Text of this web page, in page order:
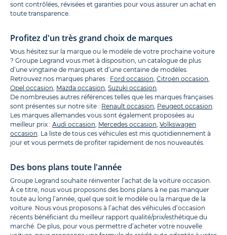
sont contrôlées, révisées et garanties pour vous assurer un achat en
toute transparence.
Profitez d'un très grand choix de marques
Vous hésitez sur la marque ou le modèle de votre prochaine voiture
? Groupe Legrand vous met à disposition, un catalogue de plus
d’une vingtaine de marques et d’une centaine de modèles.
Retrouvez nos marques phares : Ford occasion, Citroën occasion,
Opel occasion, Mazda occasion, Suzuki occasion.
De nombreuses autres références telles que les marques françaises
sont présentes sur notre site : Renault occasion, Peugeot occasion.
Les marques allemandes vous sont également proposées au
meilleur prix : Audi occasion, Mercedes occasion, Volkswagen
occasion. La liste de tous ces véhicules est mis quotidiennement à
jour et vous permets de profiter rapidement de nos nouveautés.
Des bons plans toute l'année
Groupe Legrand souhaite réinventer l’achat de la voiture occasion.
À ce titre, nous vous proposons des bons plans à ne pas manquer
toute au long l’année, quel que soit le modèle ou la marque de la
voiture. Nous vous proposons à l’achat des véhicules d’occasion
récents bénéficiant du meilleur rapport qualité/prix/esthétique du
marché. De plus, pour vous permettre d’acheter votre nouvelle